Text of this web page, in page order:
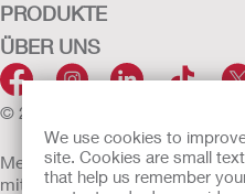
We use cookies to
site. Cookies are small
that help us remember
PRODUKTE
ÜBER UNS
© 2026 Hollister Incorporated
Medizinprodukte, die
mit einem der folgenden